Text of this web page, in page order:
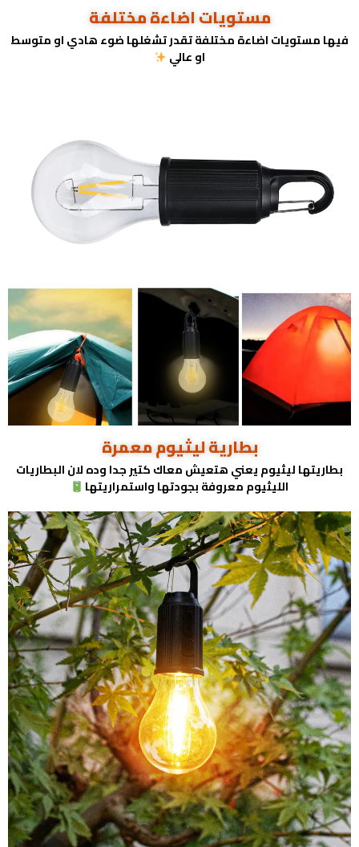
مستويات اضاءة مختلفة
فيها مستويات اضاءة مختلفة تقدر تشغلها ضوء هادي او متوسط
او عالي
بطارية ليثيوم معمرة
بطاريتها ليثيوم يعني هتعيش معاك كتير جدا وده لان البطاريات
الليثيوم معروفة بجودتها واستمراريتها